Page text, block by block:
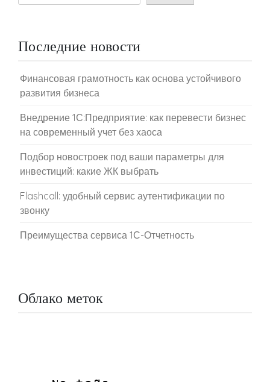
Последние новости
Финансовая грамотность как основа устойчивого
развития бизнеса
Внедрение 1С:Предприятие: как перевести бизнес
на современный учет без хаоса
Подбор новостроек под ваши параметры для
инвестиций: какие ЖК выбрать
Flashcall: удобный сервис аутентификации по
звонку
Преимущества сервиса 1С-Отчетность
Облако меток